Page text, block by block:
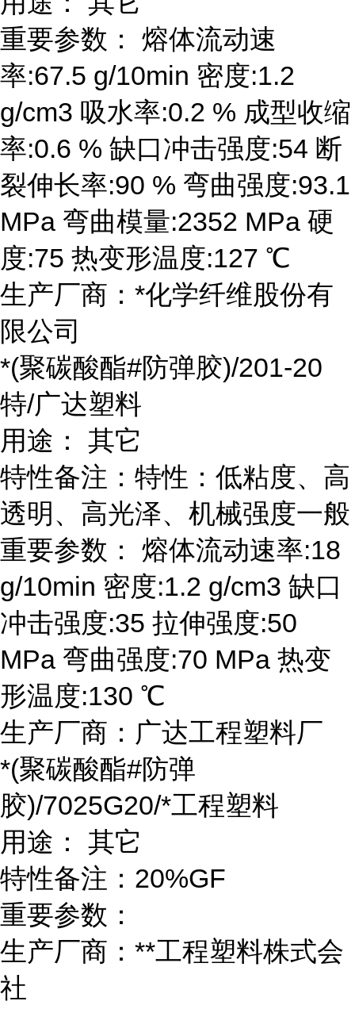
重要参数： 熔体流动速
率:67.5 g/10min 密度:1.2
g/cm3 吸水率:0.2 % 成型收缩
率:0.6 % 缺口冲击强度:54 断
裂伸长率:90 % 弯曲强度:93.1
MPa 弯曲模量:2352 MPa 硬
度:75 热变形温度:127 ℃
生产厂商：*化学纤维股份有
限公司
*(聚碳酸酯#防弹胶)/201-20
特/广达塑料
用途： 其它
特性备注：特性：低粘度、高
透明、高光泽、机械强度一般
重要参数： 熔体流动速率:18
g/10min 密度:1.2 g/cm3 缺口
冲击强度:35 拉伸强度:50
MPa 弯曲强度:70 MPa 热变
形温度:130 ℃
生产厂商：广达工程塑料厂
*(聚碳酸酯#防弹
胶)/7025G20/*工程塑料
用途： 其它
特性备注：20%GF
重要参数：
生产厂商：**工程塑料株式会
社